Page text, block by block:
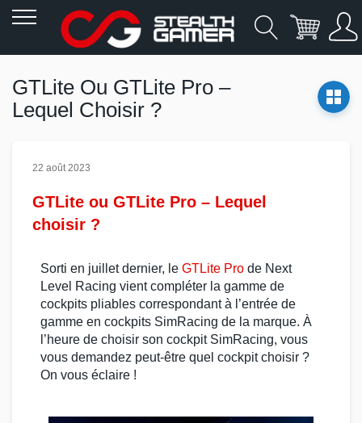
contenu
GTLite Ou GTLite Pro –
Lequel Choisir ?
22 août 2023
GTLite ou GTLite Pro – Lequel
choisir ?
Sorti en juillet dernier, le GTLite Pro de Next
Level Racing vient compléter la gamme de
cockpits pliables correspondant à l’entrée de
gamme en cockpits SimRacing de la marque. À
l’heure de choisir son cockpit SimRacing, vous
vous demandez peut-être quel cockpit choisir ?
On vous éclaire !